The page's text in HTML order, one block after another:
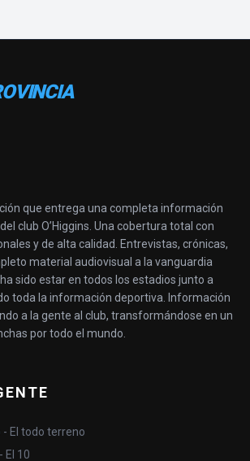
que entrega una completa información
club O’Higgins. Una cobertura total con
y de alta calidad. Entrevistas, crónicas,
material audiovisual a la vanguardia
sido estar en todos los estadios junto a
toda la información deportiva. Información
a la gente al club, transformándose en un
por todo el mundo.
- El todo terreno
- El 10